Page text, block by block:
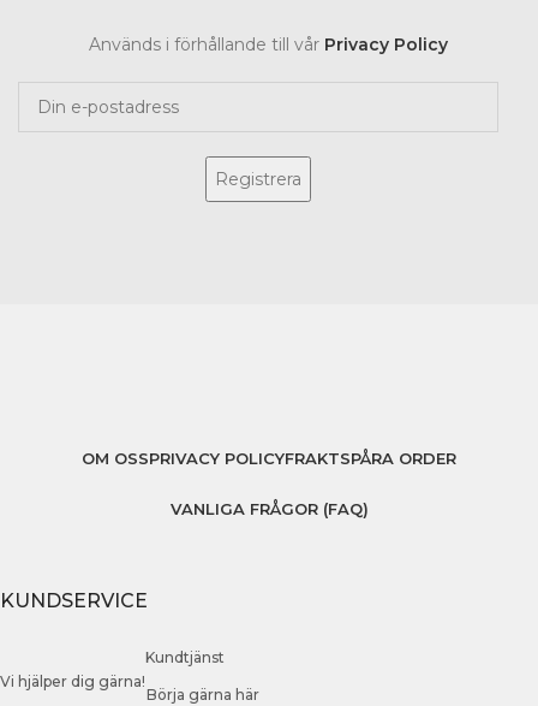
Används i förhållande till vår Privacy Policy
OM OSSPRIVACY POLICYFRAKTSPÅRA ORDER
VANLIGA FRÅGOR (FAQ)
KUNDSERVICE
Vi hjälper dig gärna!
Kundtjänst
Börja gärna här